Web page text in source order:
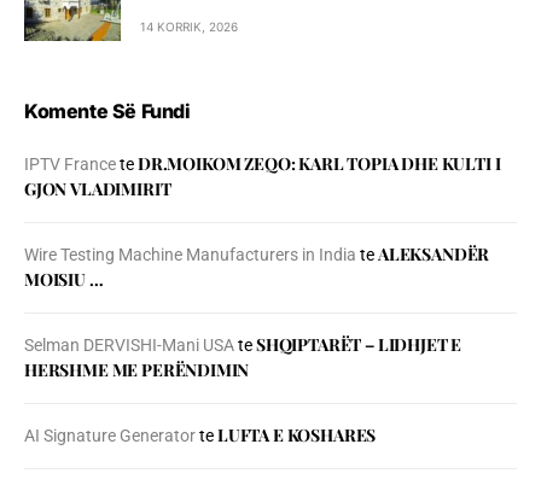
14 KORRIK, 2026
Komente Së Fundi
IPTV FranceteDR.MOIKOM ZEQO: KARL TOPIA DHE KULTI I
GJON VLADIMIRIT
Wire Testing Machine Manufacturers in India teALEKSANDËR
MOISIU …
Selman DERVISHI-Mani USAteSHQIPTARËT – LIDHJET E
HERSHME ME PERËNDIMIN
AI Signature GeneratorteLUFTA E KOSHARES